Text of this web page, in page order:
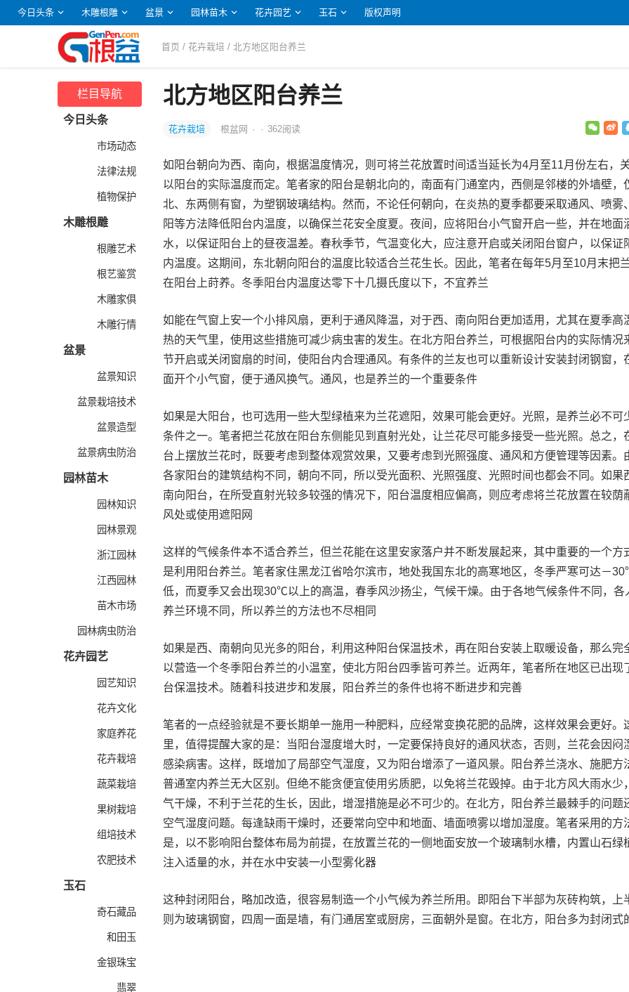
今日头条 木雕根雕 盆景 园林苗木 花卉园艺 玉石 版权声明
首页 / 花卉栽培 / 北方地区阳台养兰
栏目导航
今日头条
市场动态
法律法规
植物保护
木雕根雕
根雕艺术
根艺鉴赏
木雕家俱
木雕行情
盆景
盆景知识
盆景栽培技术
盆景造型
盆景病虫防治
园林苗木
园林知识
园林景观
浙江园林
江西园林
苗木市场
园林病虫防治
花卉园艺
园艺知识
花卉文化
家庭养花
花卉栽培
蔬菜栽培
果树栽培
组培技术
农肥技术
玉石
奇石藏品
和田玉
金银珠宝
翡翠
北方地区阳台养兰
花卉栽培 根盆网 · · 362阅读
如阳台朝向为西、南向，根据温度情况，则可将兰花放置时间适当延长为4月至11月份左右，
以阳台的实际温度而定。笔者家的阳台是朝北向的，南面有门通室内，西侧是邻楼的外墙壁，
北、东两侧有窗，为塑钢玻璃结构。然而，不论任何朝向，在炎热的夏季都要采取通风、喷雾
阳等方法降低阳台内温度，以确保兰花安全度夏。夜间，应将阳台小气窗开启一些，并在地面
水，以保证阳台上的昼夜温差。春秋季节，气温变化大，应注意开启或关闭阳台窗户，以保证
内温度。这期间，东北朝向阳台的温度比较适合兰花生长。因此，笔者在每年5月至10月末把
在阳台上莳养。冬季阳台内温度达零下十几摄氏度以下，不宜养兰
如能在气窗上安一个小排风扇，更利于通风降温，对于西、南向阳台更加适用，尤其在夏季高
热的天气里，使用这些措施可减少病虫害的发生。在北方阳台养兰，可根据阳台内的实际情况
节开启或关闭窗扇的时间，使阳台内合理通风。有条件的兰友也可以重新设计安装封闭钢窗，
面开个小气窗，便于通风换气。通风，也是养兰的一个重要条件
如果是大阳台，也可选用一些大型绿植来为兰花遮阳，效果可能会更好。光照，是养兰必不可
条件之一。笔者把兰花放在阳台东侧能见到直射光处，让兰花尽可能多接受一些光照。总之，
台上摆放兰花时，既要考虑到整体观赏效果，又要考虑到光照强度、通风和方便管理等因素。
各家阳台的建筑结构不同，朝向不同，所以受光面积、光照强度、光照时间也都会不同。如果
南向阳台，在所受直射光较多较强的情况下，阳台温度相应偏高，则应考虑将兰花放置在较荫
风处或使用遮阳网
这样的气候条件本不适合养兰，但兰花能在这里安家落户并不断发展起来，其中重要的一个方
是利用阳台养兰。笔者家住黑龙江省哈尔滨市，地处我国东北的高寒地区，冬季严寒可达－
低，而夏季又会出现30℃以上的高温，春季风沙扬尘，气候干燥。由于各地气候条件不同，各
养兰环境不同，所以养兰的方法也不尽相同
如果是西、南朝向见光多的阳台，利用这种阳台保温技术，再在阳台安装上取暖设备，那么完
以营造一个冬季阳台养兰的小温室，使北方阳台四季皆可养兰。近两年，笔者所在地区已出现
台保温技术。随着科技进步和发展，阳台养兰的条件也将不断进步和完善
笔者的一点经验就是不要长期单一施用一种肥料，应经常变换花肥的品牌，这样效果会更好。
里，值得提醒大家的是：当阳台湿度增大时，一定要保持良好的通风状态，否则，兰花会因闷
感染病害。这样，既增加了局部空气湿度，又为阳台增添了一道风景。阳台养兰浇水、施肥方
普通室内养兰无大区别。但绝不能贪便宜使用劣质肥，以免将兰花毁掉。由于北方风大雨水少
气干燥，不利于兰花的生长，因此，增湿措施是必不可少的。在北方，阳台养兰最棘手的问题
空气湿度问题。每逢缺雨干燥时，还要常向空中和地面、墙面喷雾以增加湿度。笔者采用的方
是，以不影响阳台整体布局为前提，在放置兰花的一侧地面安放一个玻璃制水槽，内置山石绿
注入适量的水，并在水中安装一小型雾化器
这种封闭阳台，略加改造，很容易制造一个小气候为养兰所用。即阳台下半部为灰砖构筑，上
则为玻璃钢窗，四周一面是墙，有门通居室或厨房，三面朝外是窗。在北方，阳台多为封闭式